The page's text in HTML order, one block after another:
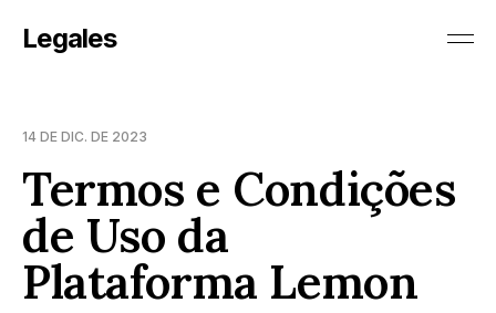
Legales
14 DE DIC. DE 2023
Termos e Condições
de Uso da
Plataforma Lemon